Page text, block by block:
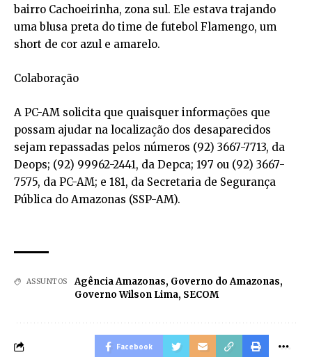
bairro Cachoeirinha, zona sul. Ele estava trajando
uma blusa preta do time de futebol Flamengo, um
short de cor azul e amarelo.
Colaboração
A PC-AM solicita que quaisquer informações que
possam ajudar na localização dos desaparecidos
sejam repassadas pelos números (92) 3667-7713, da
Deops; (92) 99962-2441, da Depca; 197 ou (92) 3667-
7575, da PC-AM; e 181, da Secretaria de Segurança
Pública do Amazonas (SSP-AM).
ASSUNTOS Agência Amazonas, Governo do Amazonas,
Governo Wilson Lima, SECOM
Facebook